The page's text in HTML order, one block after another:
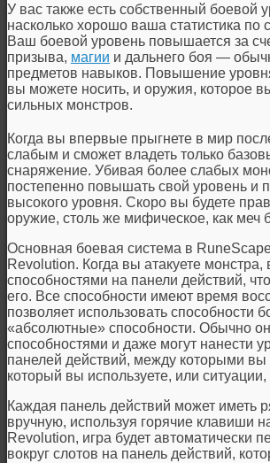
У вас также есть собственный боевой
насколько хорошо ваша статистика
Ваш боевой уровень повышается за
призыва, магии и дальнего боя —
предметов навыков. Повышение
вы можете носить, и оружия, которое
сильных монстров.
Когда вы впервые прыгнете в мир
слабым и сможет владеть только
снаряжение. Убивая более слабых
постепенно повышать свой уровень и
высокого уровня. Скоро вы будете
оружие, столь же мифическое, как меч
Основная боевая система в
Revolution. Когда вы атакуете
способностями на панели действий,
его. Все способности имеют время
позволяет использовать способности
«абсолютные» способности. Обычно
способностями и даже могут нанести
панелей действий, между которыми вы
который вы используете, или
Каждая панель действий может иметь
вручную, используя горячие клавиши
Revolution, игра будет автоматически
вокруг слотов на панель действий,